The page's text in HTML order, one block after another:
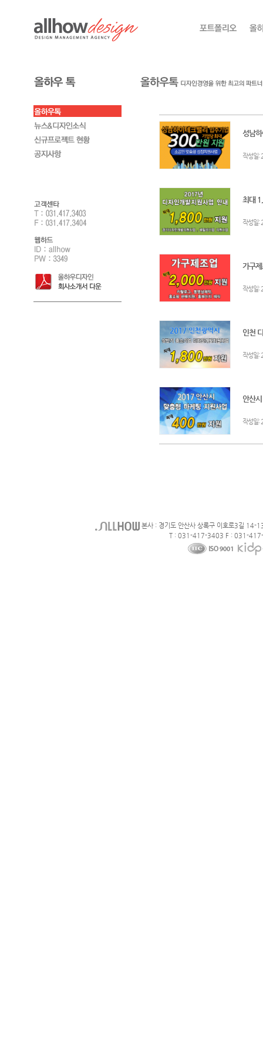
성남
작성일
최대
작성일
가구
작성일
인천
작성일
안산
작성일
본사 : 경기도 안산사 상록구 이호로3길 14-
T : 031-417-3403 F : 031-